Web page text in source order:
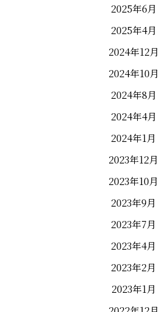
2025年6月
2025年4月
2024年12月
2024年10月
2024年8月
2024年4月
2024年1月
2023年12月
2023年10月
2023年9月
2023年7月
2023年4月
2023年2月
2023年1月